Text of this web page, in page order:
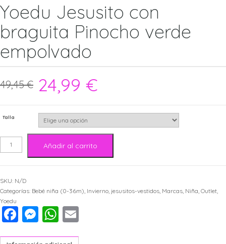
Yoedu Jesusito con
braguita Pinocho verde
empolvado
49,45€ 24,99 €
Talla
Yoedu
con
braguita
Añadir al carrito
SKU: N/D
Categorías: Bebé niña (0-36m), Invierno, jesusitos-vestidos, Marcas, Niña, Outlet,
Yoedu
Facebook
Messenger
WhatsApp